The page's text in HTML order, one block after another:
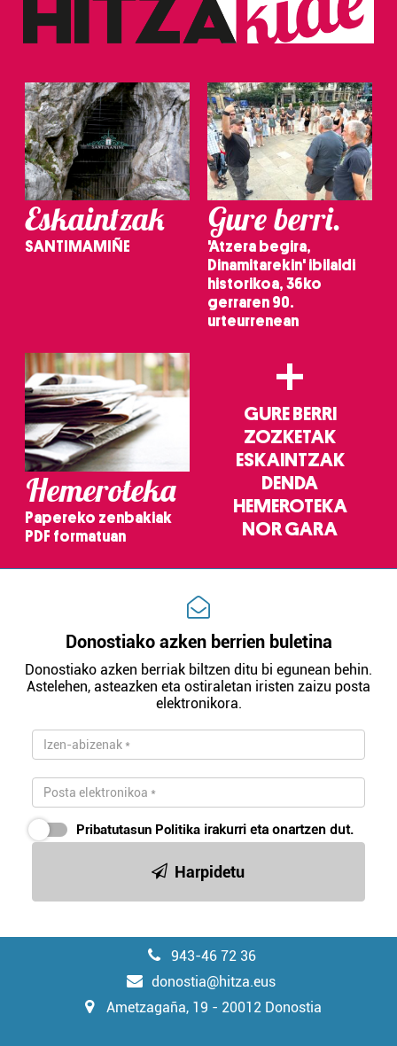
Eskaintzak
SANTIMAMIÑE
Gure berri.
'Atzera begira,
Dinamitarekin' ibilaldi
historikoa, 36ko
gerraren 90.
urteurrenean
Hemeroteka
Papereko zenbakiak
PDF formatuan
+
GURE BERRI
ZOZKETAK
ESKAINTZAK
DENDA
HEMEROTEKA
NOR GARA
Donostiako azken berrien buletina
Donostiako azken berriak biltzen ditu bi egunean behin.
Astelehen, asteazken eta ostiraletan iristen zaizu posta
elektronikora.
Pribatutasun Politika irakurri eta onartzen dut.
Harpidetu
943-46 72 36
donostia@hitza.eus
Ametzagaña, 19 - 20012 Donostia